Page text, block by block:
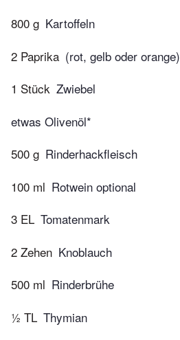
800 g Kartoffeln
2 Paprika (rot, gelb oder orange)
1 Stück Zwiebel
etwas Olivenöl*
500 g Rinderhackfleisch
100 ml Rotwein optional
3 EL Tomatenmark
2 Zehen Knoblauch
500 ml Rinderbrühe
½ TL Thymian